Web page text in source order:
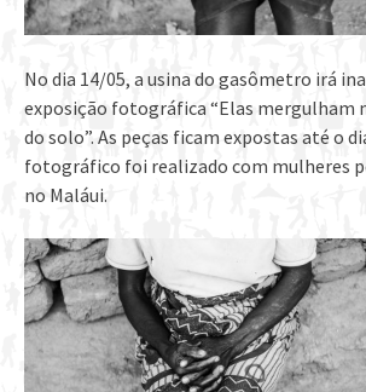
No dia 14/05, a usina do gasômetro irá
exposição fotográfica “Elas mergulham
do solo”. As peças ficam expostas até o
fotográfico foi realizado com mulheres
no Maláui.